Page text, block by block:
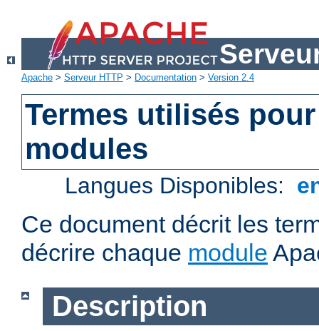
Apache > Serveur HTTP > Documentation > Version 2.4
Termes utilisés
modules
Langues Disponibles:
Ce document décrit les
décrire chaque module
Description